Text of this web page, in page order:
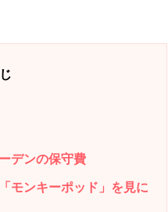
デンの保守費
モンキーポッド」を見に